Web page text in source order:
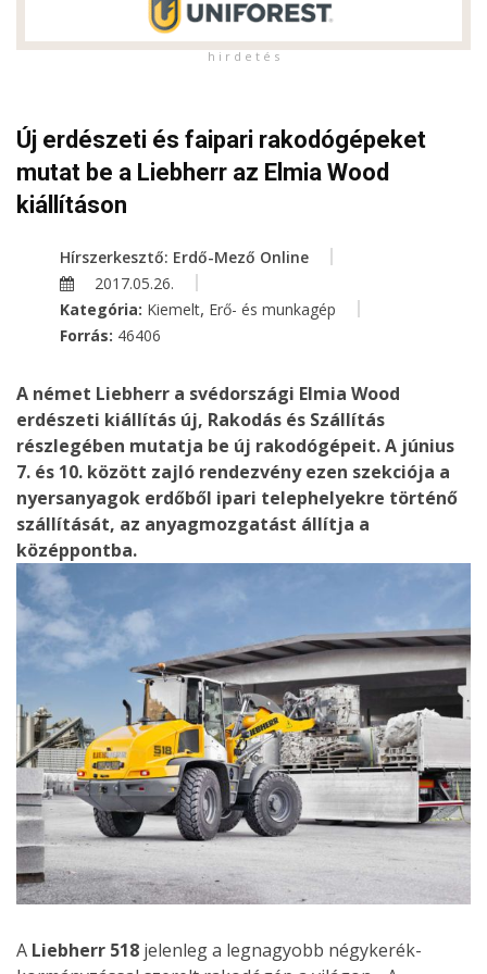
h i r d e t é s
Új erdészeti és faipari rakodógépeket
mutat be a Liebherr az Elmia Wood
kiállításon
Hírszerkesztő: Erdő-Mező Online
2017.05.26.
Kategória: Kiemelt, Erő- és munkagép
Forrás: 46406
A német Liebherr a svédországi Elmia Wood
erdészeti kiállítás új, Rakodás és Szállítás
részlegében mutatja be új rakodógépeit. A június
7. és 10. között zajló rendezvény ezen szekciója a
nyersanyagok erdőből ipari telephelyekre történő
szállítását, az anyagmozgatást állítja a
középpontba.
A Liebherr 518 jelenleg a legnagyobb négykerék-